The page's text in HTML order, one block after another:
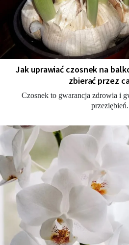
Jak uprawiać czosnek na
zbierać przez
Czosnek to gwarancja zdrowia i
przeziębień.